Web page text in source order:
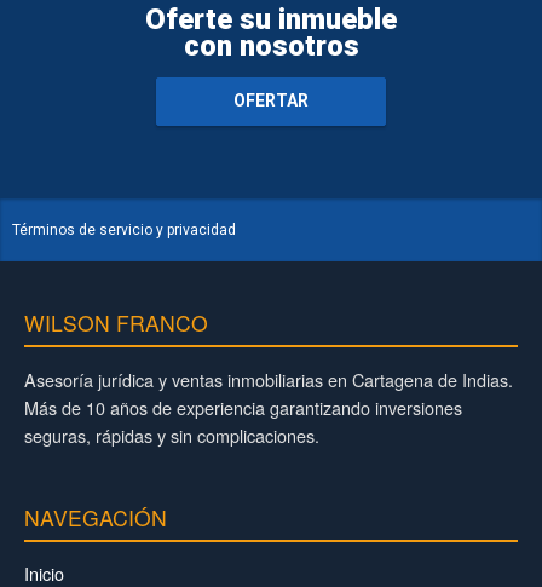
Oferte su inmueble
con nosotros
OFERTAR
Términos de servicio y privacidad
WILSON FRANCO
Asesoría jurídica y ventas inmobiliarias en Cartagena de Indias.
Más de 10 años de experiencia garantizando inversiones
seguras, rápidas y sin complicaciones.
NAVEGACIÓN
Inicio